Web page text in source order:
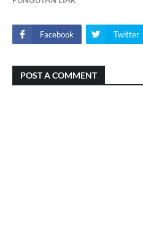
Facebook Twitter
POST A COMMENT